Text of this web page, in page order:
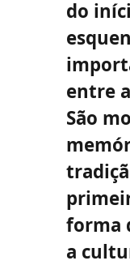
do
entre
São
forma
a